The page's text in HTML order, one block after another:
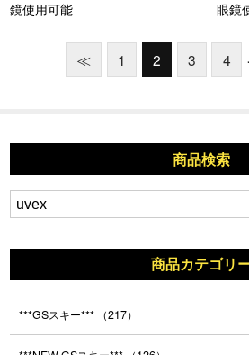
鏡使用可能 眼鏡
≪ 1 2 3 4
商品検索
商品カテゴリ
***GSスキー*** （217）